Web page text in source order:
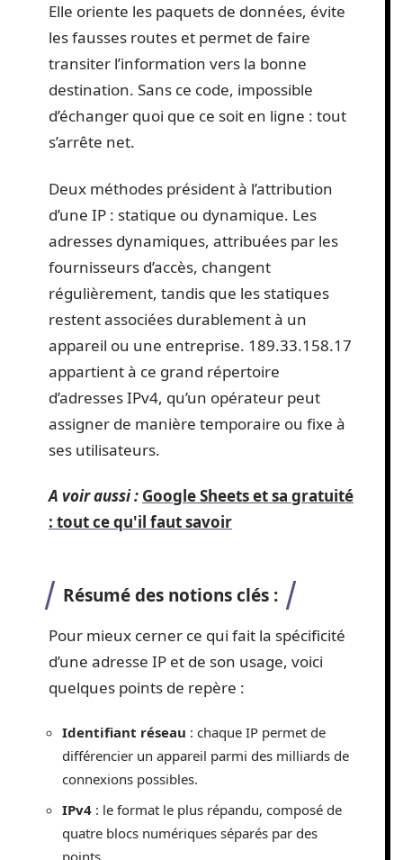
Elle oriente les paquets de données, évite
les fausses routes et permet de faire
transiter l’information vers la bonne
destination. Sans ce code, impossible
d’échanger quoi que ce soit en ligne : tout
s’arrête net.
Deux méthodes président à l’attribution
d’une IP : statique ou dynamique. Les
adresses dynamiques, attribuées par les
fournisseurs d’accès, changent
régulièrement, tandis que les statiques
restent associées durablement à un
appareil ou une entreprise. 189.33.158.17
appartient à ce grand répertoire
d’adresses IPv4, qu’un opérateur peut
assigner de manière temporaire ou fixe à
ses utilisateurs.
A voir aussi : Google Sheets et sa gratuité
: tout ce qu'il faut savoir
Résumé des notions clés :
Pour mieux cerner ce qui fait la spécificité
d’une adresse IP et de son usage, voici
quelques points de repère :
Identifiant réseau : chaque IP permet de
différencier un appareil parmi des milliards de
connexions possibles.
IPv4 : le format le plus répandu, composé de
quatre blocs numériques séparés par des
points.